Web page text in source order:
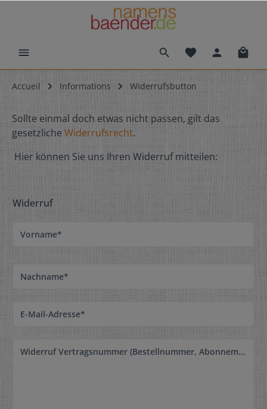
Accueil Informations Widerrufsbutton
Sollte einmal doch etwas nicht passen, gilt das
gesetzliche Widerrufsrecht.
Hier können Sie uns Ihren Widerruf mitteilen:
Widerruf
Vorname*
Nachname*
E-Mail-Adresse*
Widerruf Vertragsnummer (Bestellnummer, Abonnementnummer, ...) *